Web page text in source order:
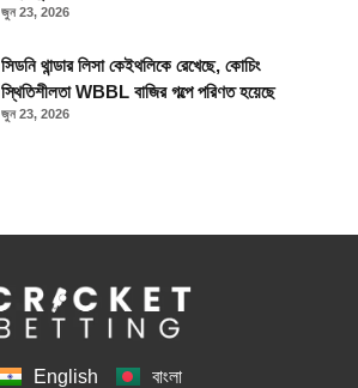
জুন 23, 2026
সিডনি থান্ডার লিসা কেইথলিকে রেখেছে, কোচিং
স্থিতিশীলতা WBBL বাজির গল্পে পরিণত হয়েছে
জুন 23, 2026
English বাংলা